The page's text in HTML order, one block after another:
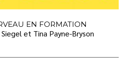
EN FORMATION
et Tina Payne-Bryson